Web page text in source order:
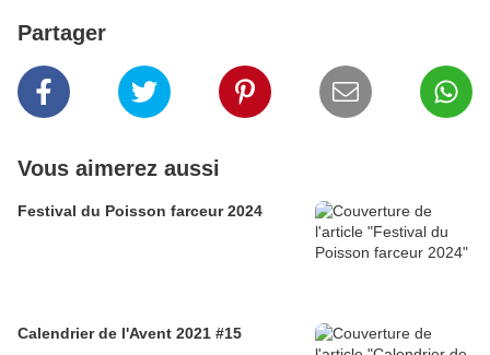
Partager
Vous aimerez aussi
Festival du Poisson farceur 2024
Calendrier de l'Avent 2021 #15